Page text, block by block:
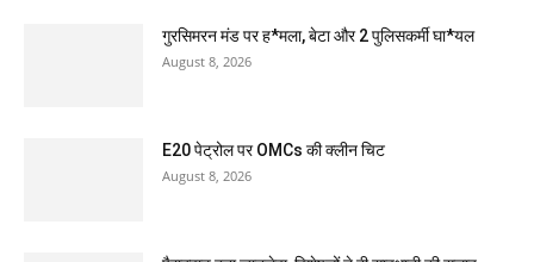
गुरसिमरन मंड पर ह*मला, बेटा और 2 पुलिसकर्मी घा*यल
August 8, 2026
E20 पेट्रोल पर OMCs की क्लीन चिट
August 8, 2026